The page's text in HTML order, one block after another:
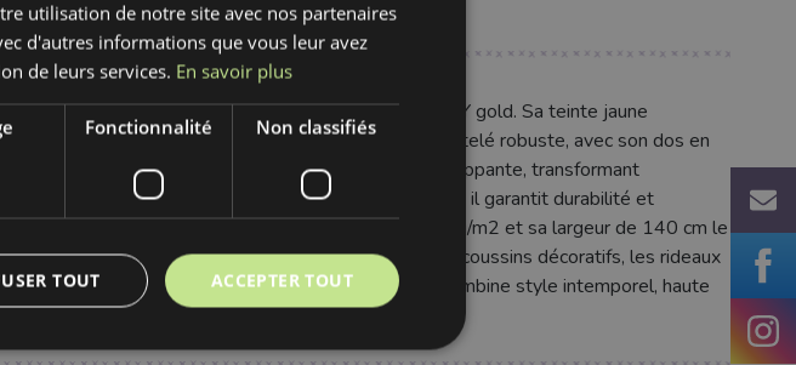
confort et le style avec le Tissu velours cotelé HUGGY gold. Sa teinte jaune
une chaleur et une luminosité uniques. Ce velours côtelé robuste, avec son dos en
sensation "HUGGY" incroyablement douce et enveloppante, transformant
vos projets en pièces maîtresses. En 100% polyester, il garantit durabilité et
parfait pour un usage fréquent. Son poids de 450 g/m2 et sa largeur de 140 cm le
l'ameublement (canapés, fauteuils, têtes de lit), les coussins décoratifs, les rideaux
Le Tissu velours cotelé HUGGY gold combine style intemporel, haute
confort inégalé.
utilisation de notre site avec nos partenaires
d'autres informations que vous leur avez
de leurs services. En savoir plus
Fonctionnalité Non classifiés
ACCEPTER TOUT
TOUT